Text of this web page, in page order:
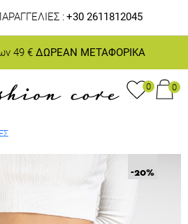
: +30 2611812045
49 € ΔΩΡΕΑΝ ΜΕΤΑΦΟΡΙΚΑ
0 0
-20%